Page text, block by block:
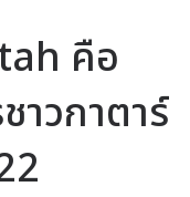
คือ
าวกาตาร์